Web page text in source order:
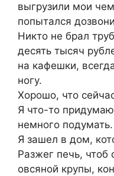
выгрузили мои
попытался
Никто не брал
десять тысяч
на кафешки,
ногу.
Хорошо, что
Я что-то
немного подумать.
Я зашел в дом,
Разжег печь, чтоб
овсяной крупы,